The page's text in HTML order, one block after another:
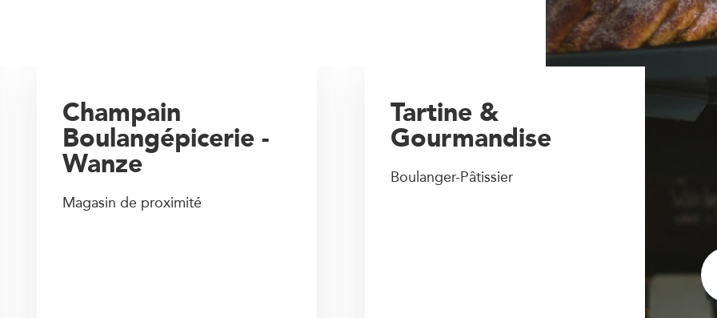
Tartine &
Gourmandise
Boulanger-Pâtissier
Champain
Boulangépicerie -
Wanze
Magasin de proximité